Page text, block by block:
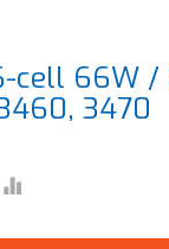
cell 66W /
3470